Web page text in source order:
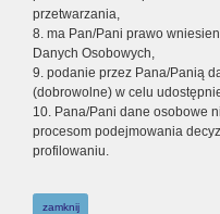
przetwarzania,
8. ma Pan/Pani prawo
Danych Osobowych,
9. podanie przez Pana/Panią
(dobrowolne) w celu
10. Pana/Pani dane osobowe
procesom podejmowania
profilowaniu.
zamknij